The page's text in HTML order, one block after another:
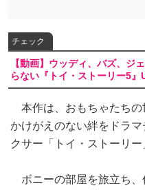
チェック
【動画】ウッディ、バズ、ジ
らない『トイ・ストーリー5』
本作は、おもちゃたちの
かけがえのない絆をドラ
クサー「トイ・ストーリー
ボニーの部屋を旅立ち、